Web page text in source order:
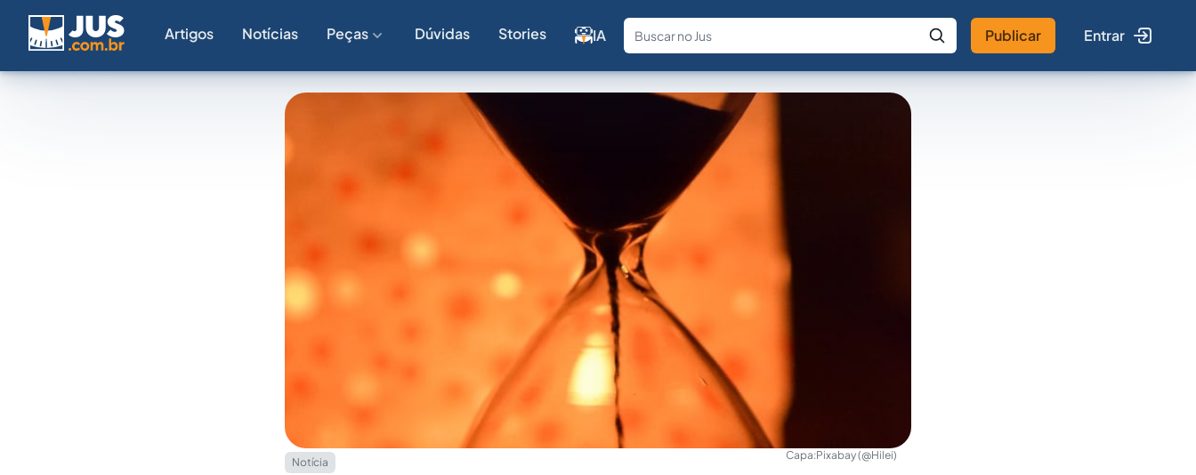
Artigos Notícias Peças Dúvidas Stories IA
Fale com a IA Buscar no Jus
Publicar Entrar
Capa:Pixabay (@Hilei)
Notícia